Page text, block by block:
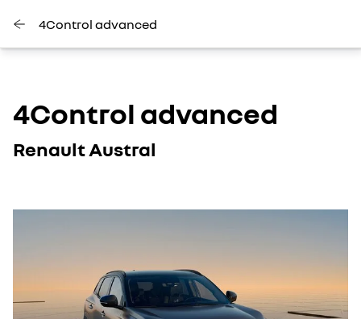
4Control advanced
4Control advanced
Renault Austral